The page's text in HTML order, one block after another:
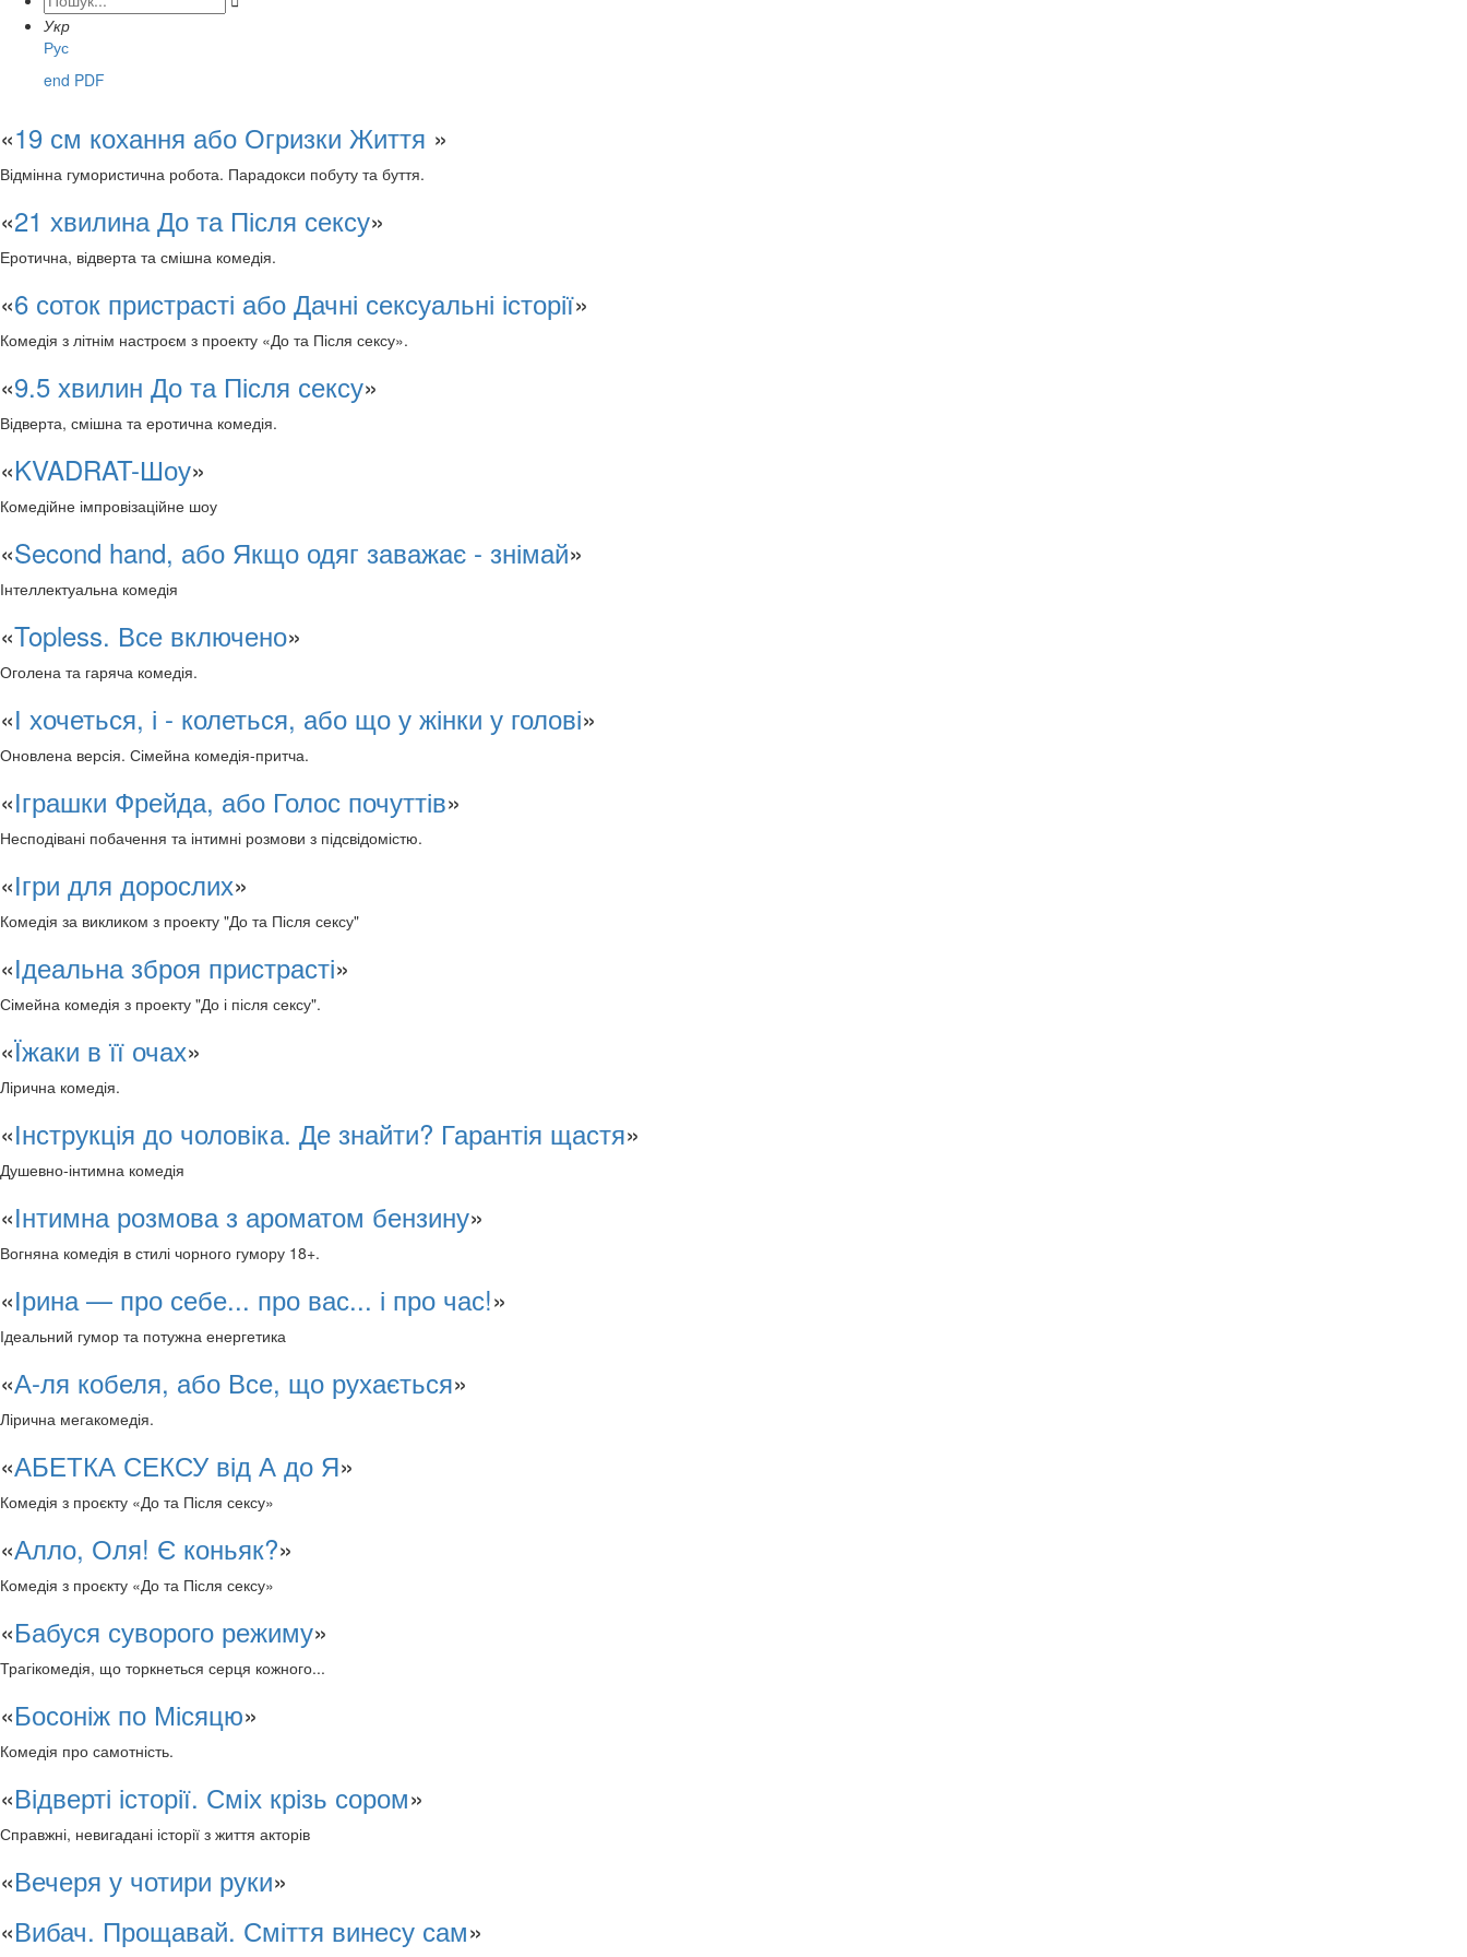
Укр
Рус
end PDF
«19 см кохання або Огризки Життя »
Відмінна гумористична робота. Парадокси побуту та буття.
«21 хвилина До та Після сексу»
Еротична, відверта та смішна комедія.
«6 соток пристрасті або Дачні сексуальні історії»
Комедія з літнім настроєм з проекту «До та Після сексу».
«9.5 хвилин До та Після сексу»
Відверта, смішна та еротична комедія.
«KVADRAT-Шоу»
Комедійне імпровізаційне шоу
«Second hand, або Якщо одяг заважає - знімай»
Інтеллектуальна комедія
«Topless. Все включено»
Оголена та гаряча комедія.
«І хочеться, і - колеться, або що у жінки у голові»
Оновлена версія. Сімейна комедія-притча.
«Іграшки Фрейда, або Голос почуттів»
Несподівані побачення та інтимні розмови з підсвідомістю.
«Ігри для дорослих»
Комедія за викликом з проекту "До та Після сексу"
«Ідеальна зброя пристрасті»
Сімейна комедія з проекту "До і після сексу".
«Їжаки в її очах»
Лірична комедія.
«Інструкція до чоловіка. Де знайти? Гарантія щастя»
Душевно-інтимна комедія
«Інтимна розмова з ароматом бензину»
Вогняна комедія в стилі чорного гумору 18+.
«Ірина — про себе... про вас... і про час!»
Ідеальний гумор та потужна енергетика
«А-ля кобеля, або Все, що рухається»
Лірична мегакомедія.
«АБЕТКА СЕКСУ від А до Я»
Комедія з проєкту «До та Після сексу»
«Алло, Оля! Є коньяк?»
Комедія з проєкту «До та Після сексу»
«Бабуся суворого режиму»
Трагікомедія, що торкнеться серця кожного...
«Босоніж по Місяцю»
Комедія про самотність.
«Відверті історії. Сміх крізь сором»
Справжні, невигадані історії з життя акторів
«Вечеря у чотири руки»
«Вибач. Прощавай. Сміття винесу сам»